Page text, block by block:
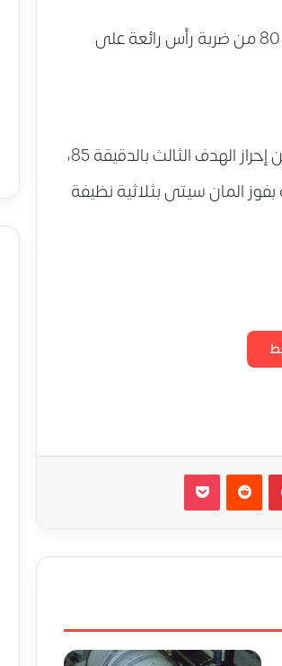
وأحرز فينسنت كومبانى لاعب السيتى الهدف الثانى بالدقيقة 80 من ضربة رأس رائعة على
واستمر لاعبو السيتى فى الضغط حتى استطاع فيرناندينهو من إحراز الهدف الثالث بالدقيقة 85،
المان سيتى بثلاثية نظيفة
بينتيريست ‏Reddit
‫Pocket